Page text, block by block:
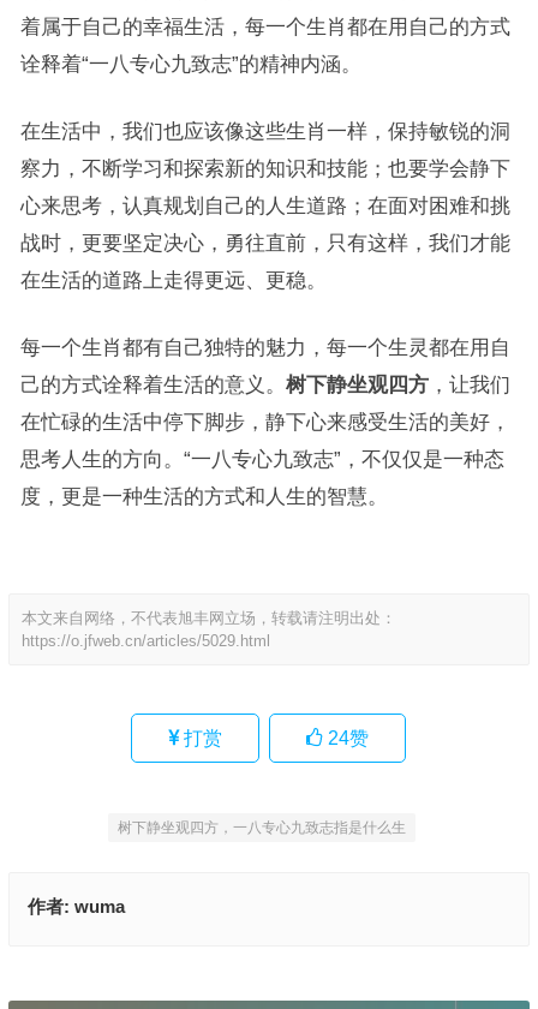
着属于自己的幸福生活，每一个生肖都在用自己的方式
诠释着“一八专心九致志”的精神内涵。
在生活中，我们也应该像这些生肖一样，保持敏锐的洞
察力，不断学习和探索新的知识和技能；也要学会静下
心来思考，认真规划自己的人生道路；在面对困难和挑
战时，更要坚定决心，勇往直前，只有这样，我们才能
在生活的道路上走得更远、更稳。
每一个生肖都有自己独特的魅力，每一个生灵都在用自
己的方式诠释着生活的意义。 树下静坐观四方，让我们
在忙碌的生活中停下脚步，静下心来感受生活的美好，
思考人生的方向。“一八专心九致志”，不仅仅是一种态
度，更是一种生活的方式和人生的智慧。
本文来自网络，不代表旭丰网立场，转载请注明出处：
https://o.jfweb.cn/articles/5029.html
打赏 24赞
树下静坐观四方，一八专心九致志指是什么生
作者: wuma